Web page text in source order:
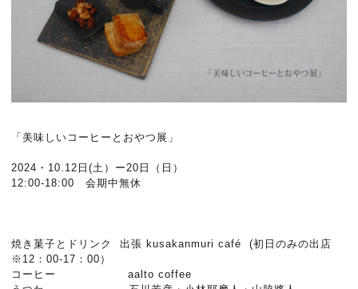
「美味しいコーヒーとおやつ展」
2024・10.12日(土）ー20日（日）
12:00-18:00 会期中無休
焼き菓子とドリンク 出張 kusakanmuri café (初日のみの出店
※12：00-17：00）
コーヒー aalto coffee